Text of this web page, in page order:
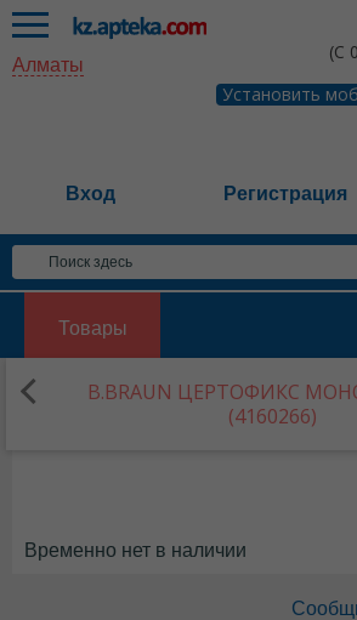
(С
Установить
Алматы
Вход Регистрация
Товары
B.BRAUN ЦЕРТОФИКС
(4160266)
Временно нет в наличии